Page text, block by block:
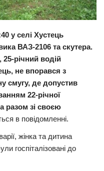
у селі Хустець
ВАЗ-2106 та скутера.
річний водій
не впорався з
смугу, де допустив
22-річної
разом зі своєю
в повідомленні.
жінка та дитина
госпіталізовані до